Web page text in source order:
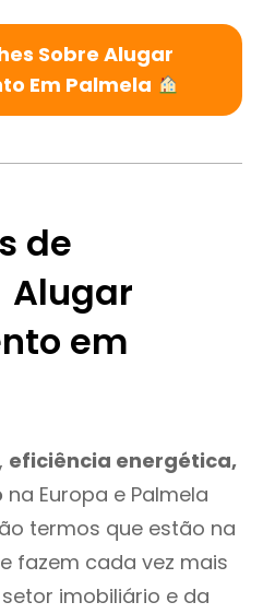
Sobre Alugar
Em Palmela
de
em
, eficiência energética,
na Europa e Palmela
termos que estão na
fazem cada vez mais
imobiliário e da